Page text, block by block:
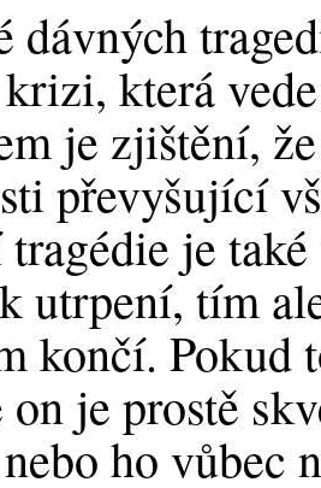
dávných
která
je zjištění,
převyšující
je
utrpení, tím
končí. Pokud
je prostě
ho vůbec